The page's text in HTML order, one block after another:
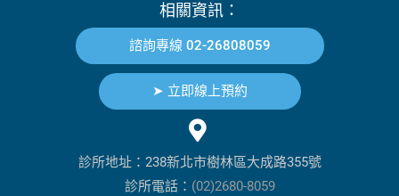
相關資訊：
諮詢專線 02-26808059
➤ 立即線上預約
診所地址：238新北市樹林區大成路355號
診所電話： (02)2680-8059